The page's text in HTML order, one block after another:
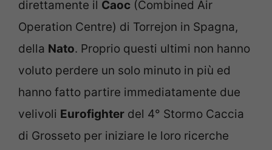
direttamente il Caoc (Combined Air
Operation Centre) di Torrejon in Spagna,
della Nato. Proprio questi ultimi non hanno
voluto perdere un solo minuto in più ed
hanno fatto partire immediatamente due
velivoli Eurofighter del 4° Stormo Caccia
di Grosseto per iniziare le loro ricerche